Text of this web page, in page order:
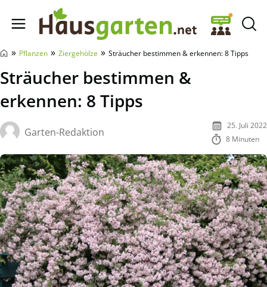
Hausgarten.net
» Pflanzen » Ziergehölze » Sträucher bestimmen & erkennen: 8 Tipps
Sträucher bestimmen &
erkennen: 8 Tipps
Garten-Redaktion
25. Juli 2022
8 Minuten